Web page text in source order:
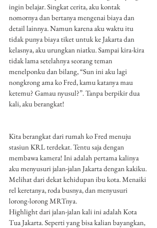
ingin belajar. Singkat cerita, aku kontak
nomornya dan bertanya mengenai biaya dan
detail lainnya. Namun karena aku waktu itu
tidak punya biaya tiket untuk ke Jakarta dan
kelasnya, aku urungkan niatku. Sampai kira-kira
tidak lama setelahnya seorang teman
menelponku dan bilang, “Sun ini aku lagi
nongkrong ama ko Fred, kamu katanya mau
ketemu? Gamau nyusul?”. Tanpa berpikir dua
kali, aku berangkat!
Kita berangkat dari rumah ko Fred menuju
stasiun KRL terdekat. Tentu saja dengan
membawa kamera! Ini adalah pertama kalinya
aku menyusuri jalan-jalan Jakarta dengan kakiku.
Melihat dari dekat kehidupan ibu kota. Menaiki
rel keretanya, roda busnya, dan menyusuri
lorong-lorong MRTnya.
Highlight dari jalan-jalan kali ini adalah Kota
Tua Jakarta. Seperti yang bisa kalian bayangkan,